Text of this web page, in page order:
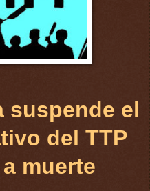
suspende el
del TTP
muerte